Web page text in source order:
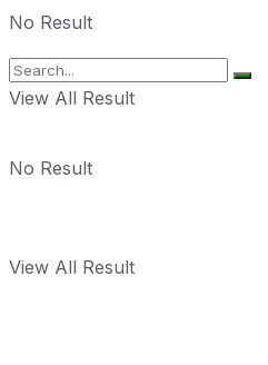
No Result
View All Result
No Result
View All Result